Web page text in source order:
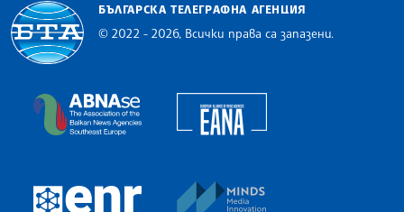
БЪЛГАРСКА ТЕЛЕГРАФНА АГЕНЦИЯ
© 2022 - 2026, Всички права са запазени.
The Assocoation of the Balkan News Agencies
European Newsroom